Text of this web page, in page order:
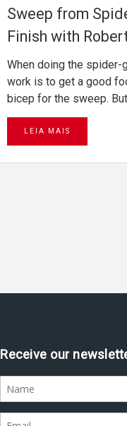
Sweep from
Finish with
When doing the spider-
work is to get a good
bicep for the sweep.
LEIA MAIS
Assine nossa